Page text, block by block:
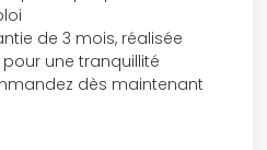
de 3 mois, réalisée
une tranquillité
dès maintenant